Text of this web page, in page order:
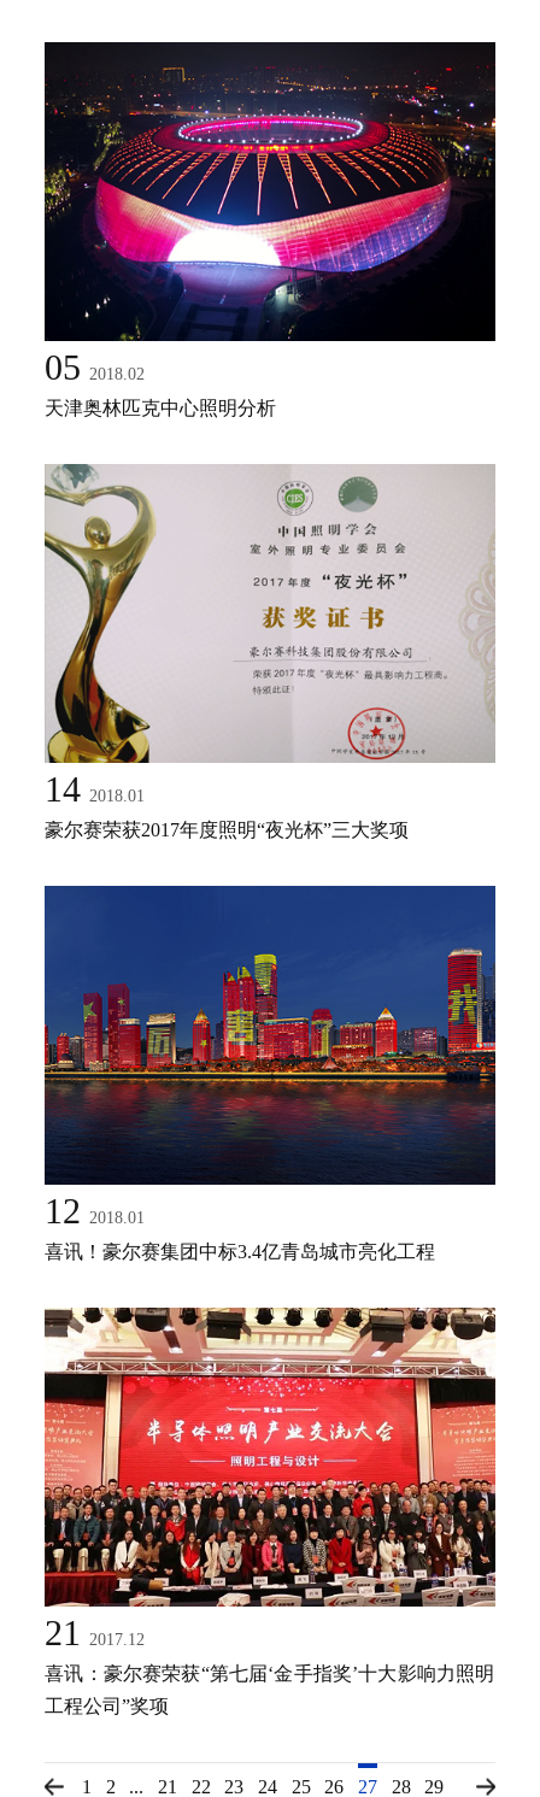
05 2018.02
天津奥林匹克中心照明分析
14 2018.01
豪尔赛荣获2017年度照明“夜光杯”三大奖项
12 2018.01
喜讯！豪尔赛集团中标3.4亿青岛城市亮化工程
21 2017.12
喜讯：豪尔赛荣获“第七届‘金手指奖’十大影响力照明
工程公司”奖项
1 2 ... 21 22 23 24 25 26 27 28 29